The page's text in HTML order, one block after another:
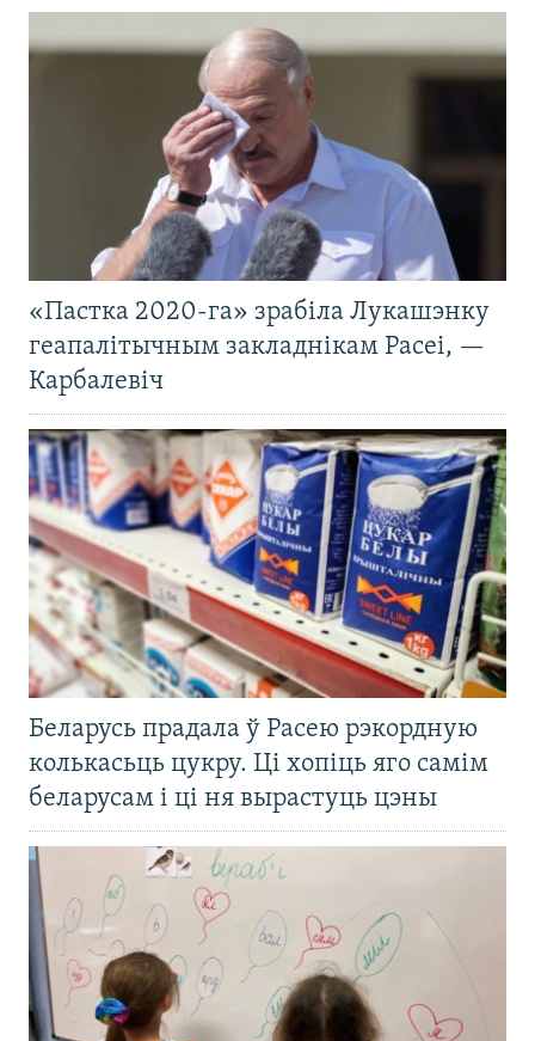
«Пастка 2020-га» зрабіла Лукашэнку
геапалітычным закладнікам Расеі, —
Карбалевіч
Беларусь прадала ў Расею рэкордную
колькасьць цукру. Ці хопіць яго самім
беларусам і ці ня вырастуць цэны